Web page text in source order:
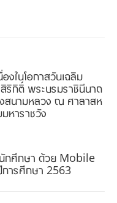
ในโอกาสวันเฉลิม
ริกิติ์ พระบรมราชินีนาถ
นามหลวง ณ ศาลาสห
หาราชวัง
กศึกษา ด้วย Mobile
ารศึกษา 2563